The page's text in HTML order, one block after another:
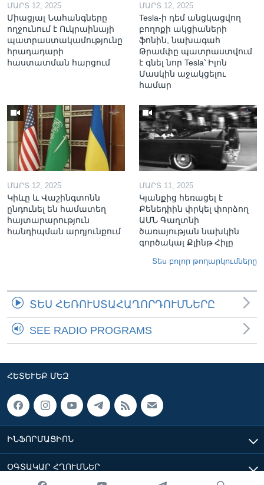
ՄԱՐՏ 12, 2025
Միացյալ Նահանգները
ողջունում է Ուկրաինայի
պատրաստակամությունը
հրադադարի
հաստատման հարցում
ՄԱՐՏ 12, 2025
Tesla-ի դեմ անցկացվող
բողոքի ակցիաների
ֆոնին, նախագահ
Թրամփը պատրաստվում
է գնել նոր Tesla՝ Իլոն
Մասկին աջակցելու
համար
ՄԱՐՏ 12, 2025
Կիևը և Վաշինգտոնն
ընդունել են համատեղ
հայտարարություն
հանդիպման արդյունքում
ՄԱՐՏ 11, 2025
Կյանքից հեռացել է
Քենեդիին փրկել փորձող
ԱՄՆ Գաղտնի
ծառայության նախկին
գործակալ Քլինթ Հիլը
Տես բոլոր թողարկումները
ՏԵՍ ՀԵՌՈՒՍՏԱՀԱՂՈՐԴՈՒՄՆԵՐԸ
SEE RADIO PROGRAMS
ՀԵՏԵՒԵՔ ՄԵԶ
ԻՆՖՈՐՄԱՑԻՈՆ
ՕԳՏԱԿԱՐ ՀՂՈՒՄՆԵՐ